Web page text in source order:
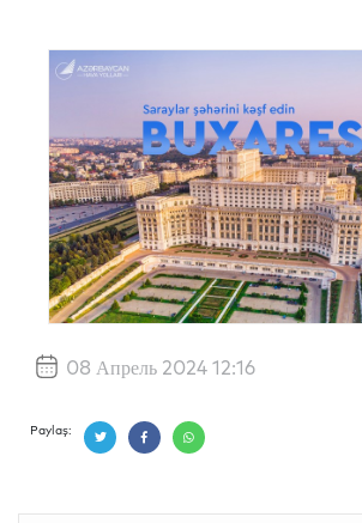
08 Апрель 2024 12:16
Paylaş: